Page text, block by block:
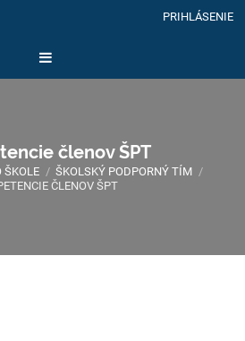
PRIHLÁSENIE
členov ŠPT
ŠKOLE / ŠKOLSKÝ PODPORNÝ TÍM /
ČLENOV ŠPT